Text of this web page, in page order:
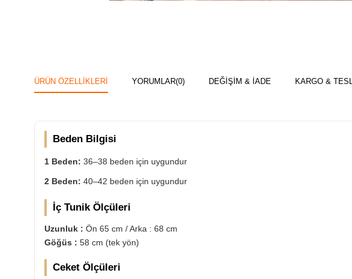
ÜRÜN ÖZELLIKLERI YORUMLAR(0) DEĞİŞİM & İADE KARGO &
Beden Bilgisi
1 Beden: 36–38 beden için uygundur
2 Beden: 40–42 beden için uygundur
İç Tunik Ölçüleri
Uzunluk : Ön 65 cm / Arka : 68 cm
Göğüs : 58 cm (tek yön)
Ceket Ölçüleri